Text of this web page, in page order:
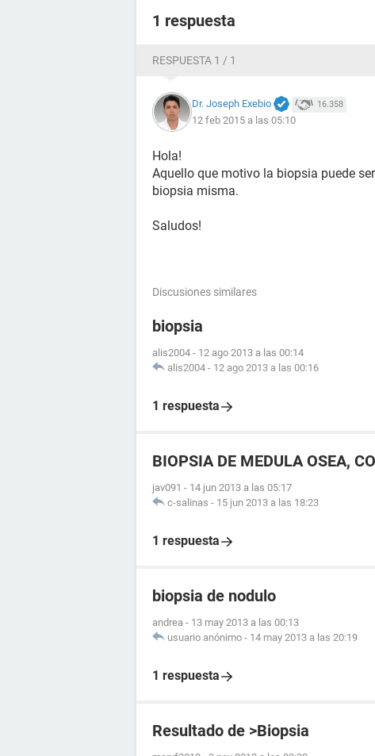
1 respuesta
RESPUESTA 1 / 1
Dr. Joseph Exebio 16.358
12 feb 2015 a las 05:10
Hola!
Aquello que motivo la biopsia puede
biopsia misma.
Saludos!
Discusiones similares
biopsia
alis2004 - 12 ago 2013 a las 00:14
alis2004 - 12 ago 2013 a las 00:16
1 respuesta
BIOPSIA DE MEDULA OSEA,
jav091 - 14 jun 2013 a las 05:17
c-salinas - 15 jun 2013 a las 18:23
1 respuesta
biopsia de nodulo
andrea - 13 may 2013 a las 00:13
usuario anónimo - 14 may 2013 a las 20:19
1 respuesta
Resultado de >Biopsia